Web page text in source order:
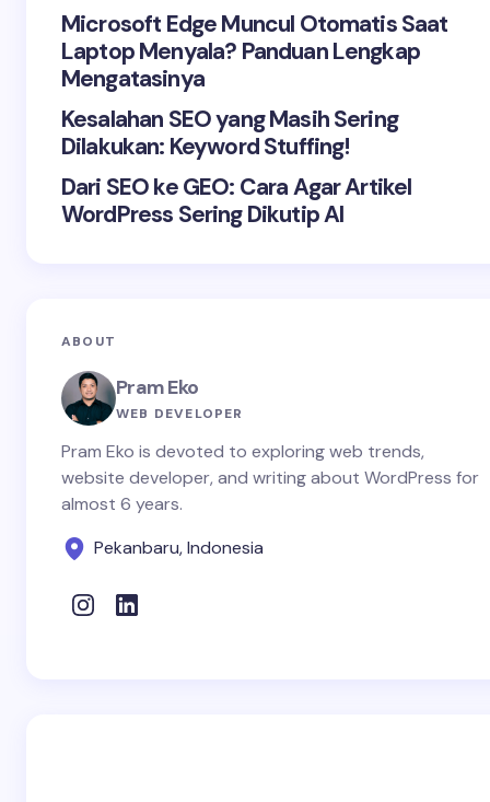
Microsoft Edge Muncul Otomatis Saat
Laptop Menyala? Panduan Lengkap
Mengatasinya
Kesalahan SEO yang Masih Sering
Dilakukan: Keyword Stuffing!
Dari SEO ke GEO: Cara Agar Artikel
WordPress Sering Dikutip AI
ABOUT
Pram Eko
WEB DEVELOPER
Pram Eko is devoted to exploring web trends,
website developer, and writing about WordPress for
almost 6 years.
Pekanbaru, Indonesia